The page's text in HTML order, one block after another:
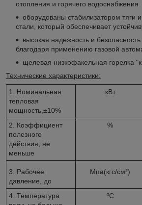
отопления и горячего водоснабжения
оборудованы стабилизатором тяги
стали, который обеспечивает
высокая надежность и безопасность
благодаря применению газовой
щелевая низкофакельная горелка
Технические характеристики:
1. Номинальная
тепловая
мощность,±10%
кВт
2. Коэффициент
полезного
действия, не
меньше
%
3. Рабочее
давление, до
Мпа(кгс/см²)
4. Температура
ºС